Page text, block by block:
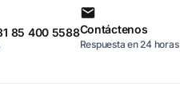
85 400 5588Contáctenos
Respuesta en 24 horas